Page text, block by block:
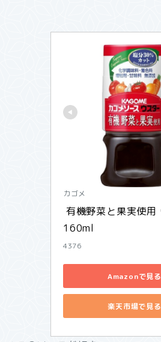
カゴメ
160ml
4376
Amazonで見る
楽天市場で見る